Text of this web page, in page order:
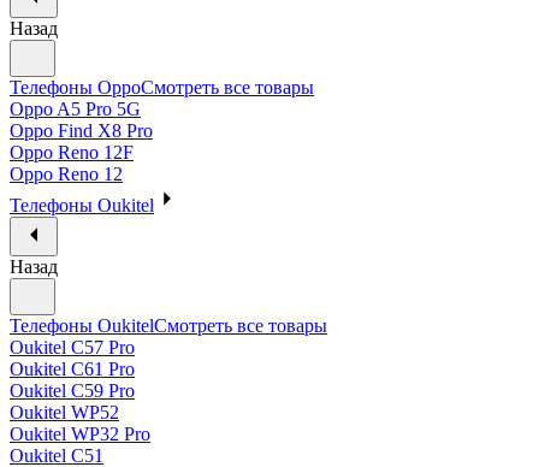
Назад
Телефоны OppoСмотреть все товары
Oppo A5 Pro 5G
Oppo Find X8 Pro
Oppo Reno 12F
Oppo Reno 12
Телефоны Oukitel
Назад
Телефоны OukitelСмотреть все товары
Oukitel C57 Pro
Oukitel C61 Pro
Oukitel C59 Pro
Oukitel WP52
Oukitel WP32 Pro
Oukitel C51